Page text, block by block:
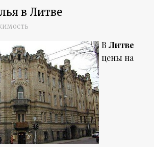
в Литве
В Литве
цены на